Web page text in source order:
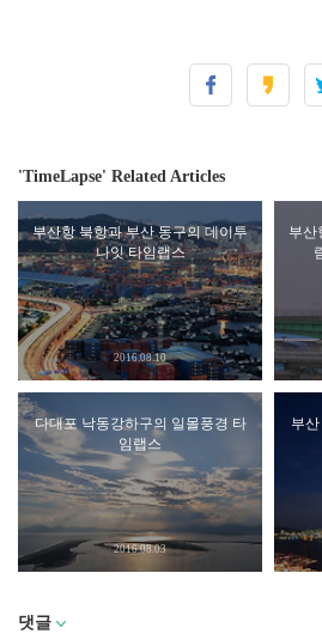
'TimeLapse' Related Articles
부산항 북항과 부산 동구의 데이투
나잇 타임랩스
2016.08.10
부산
다대포 낙동강하구의 일몰풍경 타
임랩스
2016.08.03
부
댓글